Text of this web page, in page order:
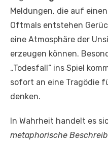
Meldungen, die auf
Oftmals entstehen
eine Atmosphäre der
erzeugen können.
„Todesfall“ ins Spiel
sofort an eine Tragödie
denken.
In Wahrheit handelt es
metaphorische